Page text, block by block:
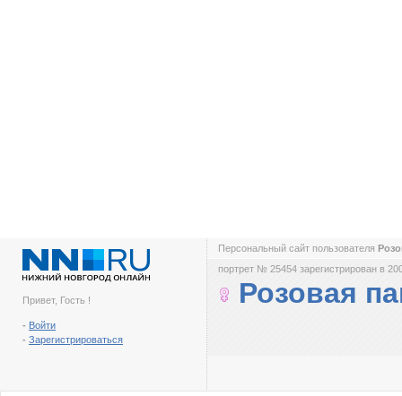
Привет, Гость !
- Войти
- Зарегистрироваться
Персональный сайт пользователя
портрет № 25454 зарегистрирован в
Розовая